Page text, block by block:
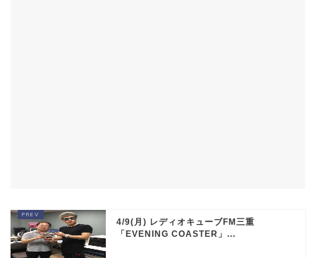
4/9(月) レディオキューブFM三重
「EVENING COASTER」...